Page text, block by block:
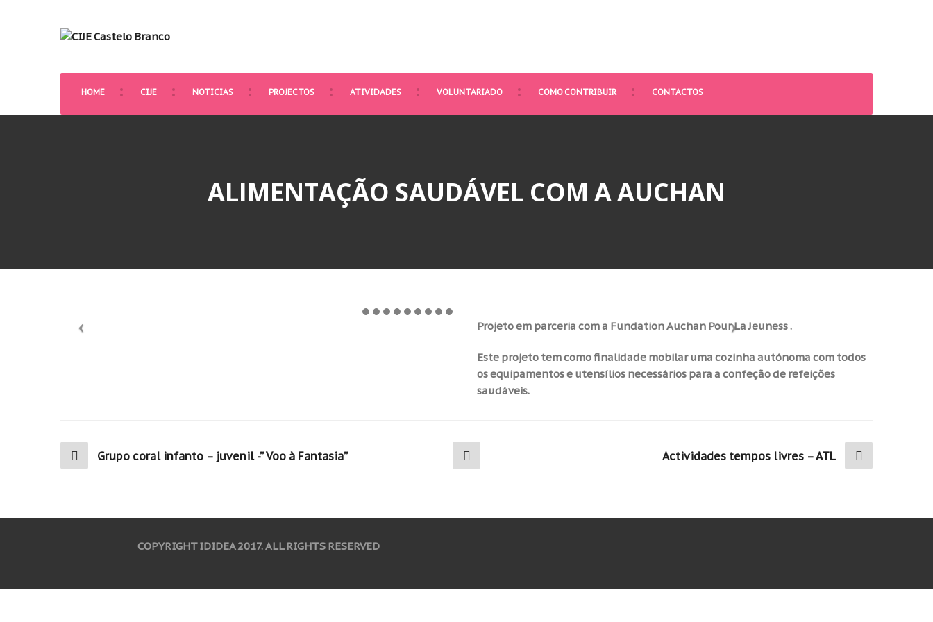
HOME CIJE NOTICIAS PROJECTOS ATIVIDADES VOLUNTARIADO COMO CONTRIBUIR CONTACTOS
ALIMENTAÇÃO SAUDÁVEL COM A AUCHAN
Projeto em parceria com a Fundation Auchan Pour La Jeuness .
Este projeto tem como finalidade mobilar uma cozinha autónoma com todos
os equipamentos e utensílios necessários para a confeção de refeições
saudáveis.
Grupo coral infanto – juvenil -” Voo à Fantasia” Actividades tempos livres – ATL
COPYRIGHT IDIDEA 2017. ALL RIGHTS RESERVED